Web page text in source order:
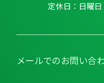
定休日：日曜日
メールでのお問い合